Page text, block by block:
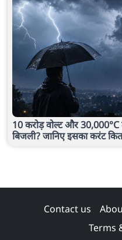
10 करोड़ वोल्ट और
बिजली? जानिए इसका करंट
Contact us
Terms